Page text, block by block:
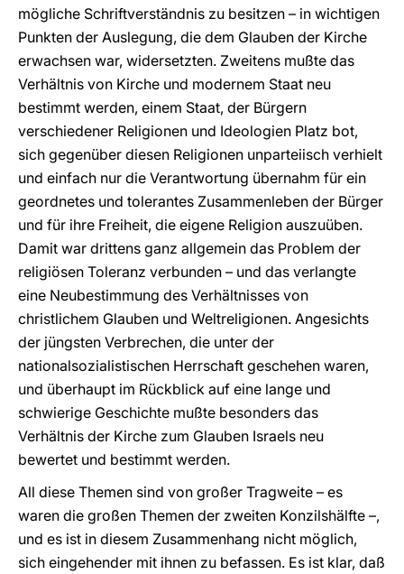
mögliche Schriftverständnis zu besitzen – in wichtigen
Punkten der Auslegung, die dem Glauben der Kirche
erwachsen war, widersetzten. Zweitens mußte das
Verhältnis von Kirche und modernem Staat neu
bestimmt werden, einem Staat, der Bürgern
verschiedener Religionen und Ideologien Platz bot,
sich gegenüber diesen Religionen unparteiisch verhielt
und einfach nur die Verantwortung übernahm für ein
geordnetes und tolerantes Zusammenleben der Bürger
und für ihre Freiheit, die eigene Religion auszuüben.
Damit war drittens ganz allgemein das Problem der
religiösen Toleranz verbunden – und das verlangte
eine Neubestimmung des Verhältnisses von
christlichem Glauben und Weltreligionen. Angesichts
der jüngsten Verbrechen, die unter der
nationalsozialistischen Herrschaft geschehen waren,
und überhaupt im Rückblick auf eine lange und
schwierige Geschichte mußte besonders das
Verhältnis der Kirche zum Glauben Israels neu
bewertet und bestimmt werden.
All diese Themen sind von großer Tragweite – es
waren die großen Themen der zweiten Konzilshälfte –,
und es ist in diesem Zusammenhang nicht möglich,
sich eingehender mit ihnen zu befassen. Es ist klar, daß